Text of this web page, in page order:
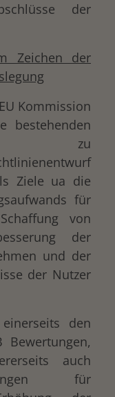
der
Zeichen der
Kommission
bestehenden
zu
Ziele ua die
für
von
der
und der
der Nutzer
den
Bewertungen,
auch
für